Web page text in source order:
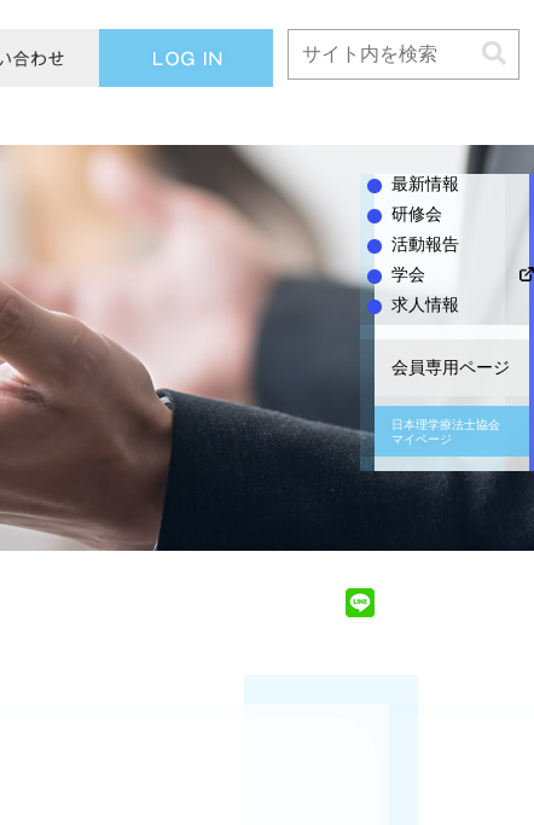
最新情報
研修会
活動報告
学会
求人情報
会員専用ページ
日本理学療法士協会
マイページ